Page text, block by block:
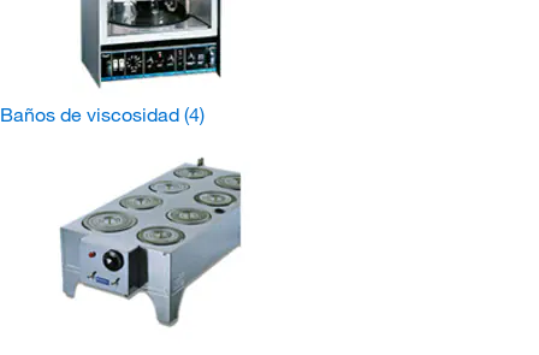
Baños de viscosidad (4)